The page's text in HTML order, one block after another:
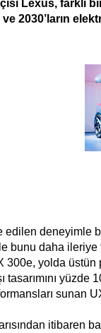
Lexus, farklı
ve 2030’ların
edilen deneyimle
bunu daha ileriye
300e, yolda üstün
tasarımını
sunan
itibaren